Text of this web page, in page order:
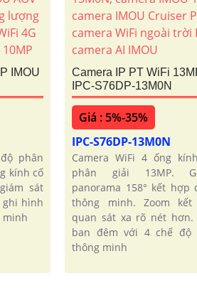
IMOU
phân
kính cố
sát
ghi hình
minh
Camera IP PT WiFi
IPC-S76DP-13M0N
Giá : 5%-35%
IPC-S76DP-13M0N
Camera WiFi 4 ống
phân giải 13MP.
panorama 158° kết hợp
thông minh. Zoom
quan sát xa rõ nét hơn.
ban đêm với 4 chế độ
thông minh